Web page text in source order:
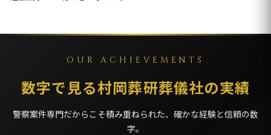
OUR ACHIEVEMENTS
数字で見る村岡葬研葬儀社の実績
警察案件専門だからこそ積み重ねられた、確かな経験と信頼の数
字。